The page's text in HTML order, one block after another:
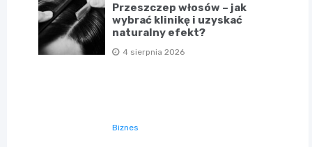
Przeszczep włosów – jak
wybrać klinikę i uzyskać
naturalny efekt?
4 sierpnia 2026
Biznes